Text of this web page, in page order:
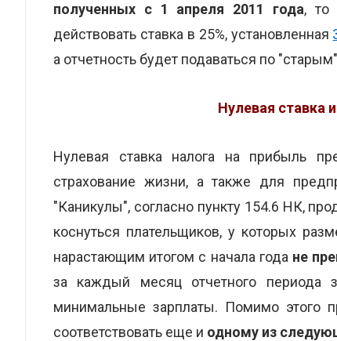
полученных с 1 апреля 2011 года, то
действовать ставка в 25%, установленная
а отчетность будет подаваться по
Нулевая ставка
Нулевая ставка налога на прибыль
страхование жизни, а также для
"Каникулы", согласно пункту 154.6 НК,
коснуться плательщиков, у которых
нарастающим итогом с начала года не
за каждый месяц отчетного периода
минимальные зарплаты. Помимо этого
соответствовать еще и одному из